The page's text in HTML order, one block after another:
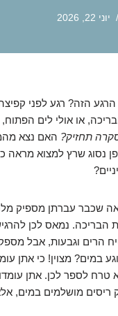
יוני 22, 2026
הזה? רגע לפני
או אולי לים
תחזיק? האם נצא
נסוג שרץ למצוא
שכבר עברתן מספיק
הבריכה. נמאס לכן
הרים וגבעות, אבל מספק
במים? מצוין! כי אתן
טרח לספר לכן. אתן
ריסים מושלמים במים,